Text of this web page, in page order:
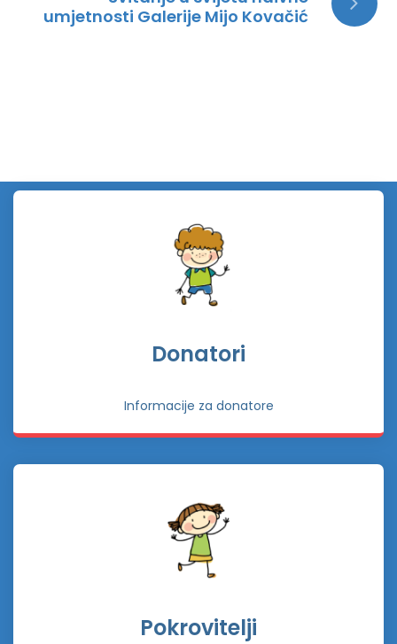
umjetnosti Galerije Mijo Kovačić
Donatori
Informacije za donatore
Pokrovitelji